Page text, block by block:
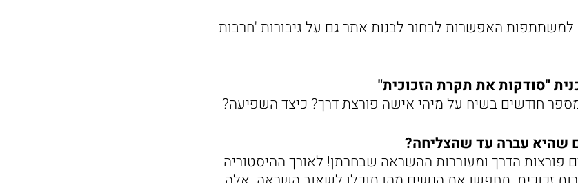
האפשרות לבחור לבנות אתר גם על גיבורות 'חרבות
"סודקות את תקרת הזכוכית"
חודשים בשיח על מיהי אישה פורצת דרך? כיצד השפיעה?
שהיא עברה עד שהצליחה?
פורצות הדרך ומעוררות ההשראה שבחרתן! לאורך ההיסטוריה